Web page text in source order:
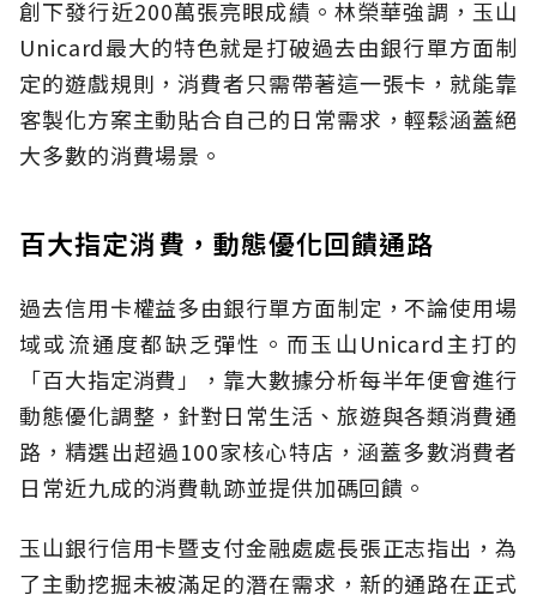
創下發行近200萬張亮眼成績。林榮華強調，玉山
Unicard最大的特色就是打破過去由銀行單方面制
定的遊戲規則，消費者只需帶著這一張卡，就能靠
客製化方案主動貼合自己的日常需求，輕鬆涵蓋絕
大多數的消費場景。
百大指定消費，動態優化回饋通路
過去信用卡權益多由銀行單方面制定，不論使用場
域或流通度都缺乏彈性。而玉山Unicard主打的
「百大指定消費」，靠大數據分析每半年便會進行
動態優化調整，針對日常生活、旅遊與各類消費通
路，精選出超過100家核心特店，涵蓋多數消費者
日常近九成的消費軌跡並提供加碼回饋。
玉山銀行信用卡暨支付金融處處長張正志指出，為
了主動挖掘未被滿足的潛在需求，新的通路在正式